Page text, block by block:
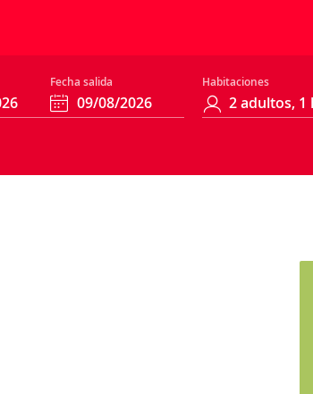
Fecha salida Habitaciones